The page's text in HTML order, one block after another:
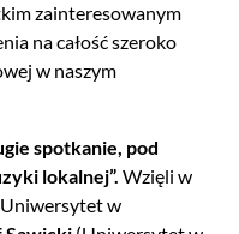
zainteresowanym
na całość szeroko
w naszym
spotkanie, pod
lokalnej”. Wzięli w
w